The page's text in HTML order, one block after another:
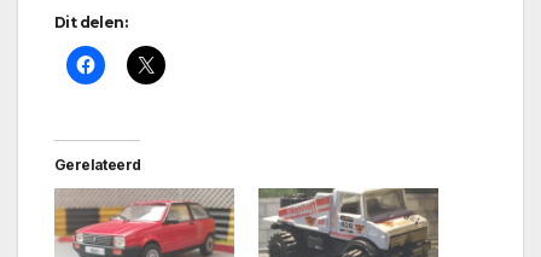
Dit delen:
Gerelateerd